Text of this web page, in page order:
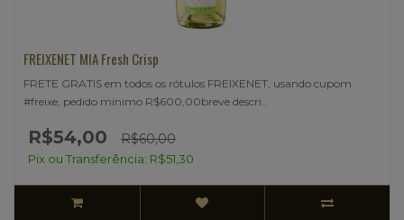
FREIXENET MIA Fresh Crisp
FRETE GRATIS em todos os rótulos FREIXENET, usando cupom
#freixe, pedido mínimo R$600,00breve descri..
R$54,00 R$60,00
Pix ou Transferência: R$51,30